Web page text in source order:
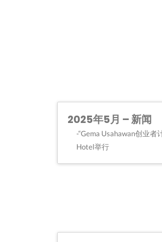
2025年5月 – 新闻
“Gema Usahawan创业者
Hotel举行